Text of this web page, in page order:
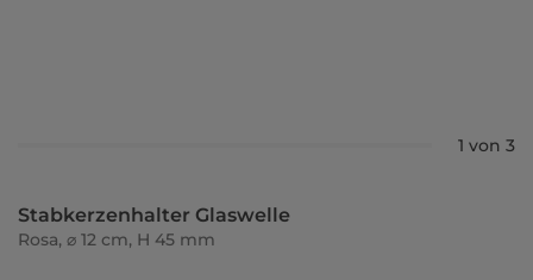
1 von 3
Stabkerzenhalter Glaswelle
Rosa, ⌀ 12 cm, H 45 mm